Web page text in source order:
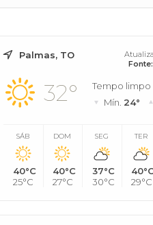
Palmas, TO
Fonte:
32°
Tempo limpo
Mín. 24°
SÁB
40°C
25°C
DOM
40°C
27°C
SEG
37°C
30°C
TER
29°C